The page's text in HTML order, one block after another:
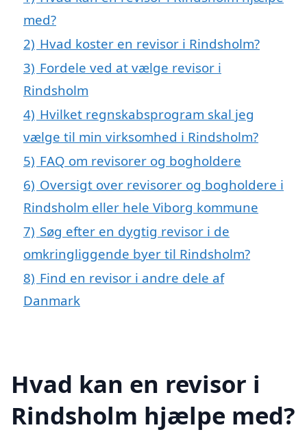
med?
2) Hvad koster en revisor i Rindsholm?
3) Fordele ved at vælge revisor i
Rindsholm
4) Hvilket regnskabsprogram skal jeg
vælge til min virksomhed i Rindsholm?
5) FAQ om revisorer og bogholdere
6) Oversigt over revisorer og bogholdere i
Rindsholm eller hele Viborg kommune
7) Søg efter en dygtig revisor i de
omkringliggende byer til Rindsholm?
8) Find en revisor i andre dele af
Danmark
Hvad kan en revisor i
Rindsholm hjælpe med?